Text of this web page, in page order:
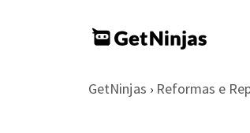
GetNinjas › Reformas e